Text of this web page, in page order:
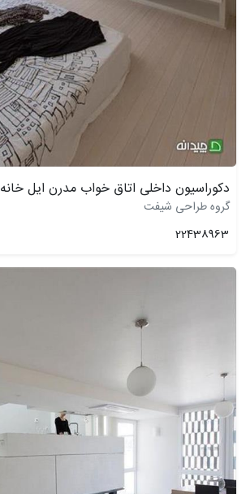
دکوراسیون داخلی اتاق خواب مدرن ایل خانه
گروه طراحی شیفت
22438963